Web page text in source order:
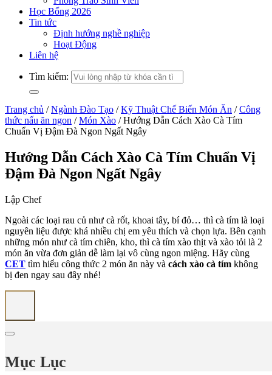
Học Bổng 2026
Tin tức
Định hướng nghề nghiệp
Hoạt Động
Liên hệ
Tìm kiếm:
Trang chủ / Ngành Đào Tạo / Kỹ Thuật Chế Biến Món Ăn / Công
thức nấu ăn ngon / Món Xào / Hướng Dẫn Cách Xào Cà Tím
Chuẩn Vị Đậm Đà Ngon Ngất Ngây
Hướng Dẫn Cách Xào Cà Tím Chuẩn Vị
Đậm Đà Ngon Ngất Ngây
Lập Chef
Ngoài các loại rau củ như cà rốt, khoai tây, bí đỏ… thì cà tím là loại
nguyên liệu được khá nhiều chị em yêu thích và chọn lựa. Bên cạnh
những món như cà tím chiên, kho, thì cà tím xào thịt và xào tỏi là 2
món ăn vừa đơn giản dễ làm lại vô cùng ngon miệng. Hãy cùng
CET tìm hiểu công thức 2 món ăn này và cách xào cà tím không
bị đen ngay sau đây nhé!
Mục Lục